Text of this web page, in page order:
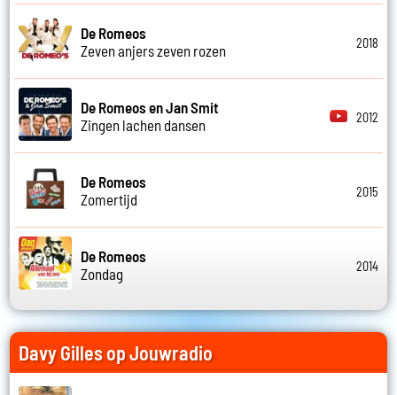
De Romeos
Zeven anjers zeven rozen
2018
De Romeos en Jan Smit
Zingen lachen dansen
2012
De Romeos
Zomertijd
2015
De Romeos
Zondag
2014
Davy Gilles op Jouwradio